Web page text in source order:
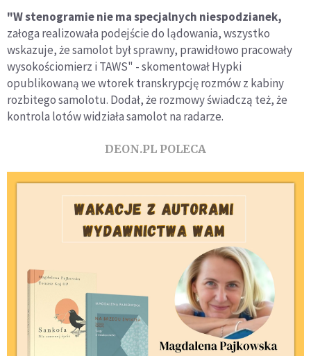
"W stenogramie nie ma specjalnych niespodzianek,
załoga realizowała podejście do lądowania, wszystko
wskazuje, że samolot był sprawny, prawidłowo pracowały
wysokościomierz i TAWS" - skomentował Hypki
opublikowaną we wtorek transkrypcję rozmów z kabiny
rozbitego samolotu. Dodał, że rozmowy świadczą też, że
kontrola lotów widziała samolot na radarze.
DEON.PL POLECA